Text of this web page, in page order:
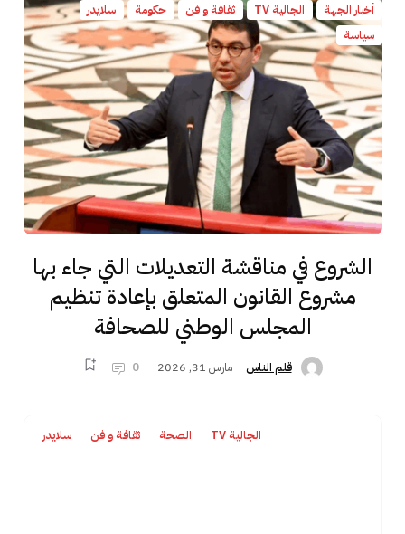
أخبار الجهة الجالية TV ثقافة و فن حكومة
سلايدر
سياسة
الشروع في مناقشة التعديلات التي جاء بها
مشروع القانون المتعلق بإعادة تنظيم
المجلس الوطني للصحافة
قلم الناس مارس 31, 2026 0
الجالية TV الصحة ثقافة و فن سلايدر